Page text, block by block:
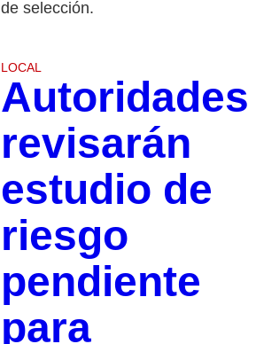
de selección.
LOCAL
Autoridades
revisarán
estudio de
riesgo
pendiente
para